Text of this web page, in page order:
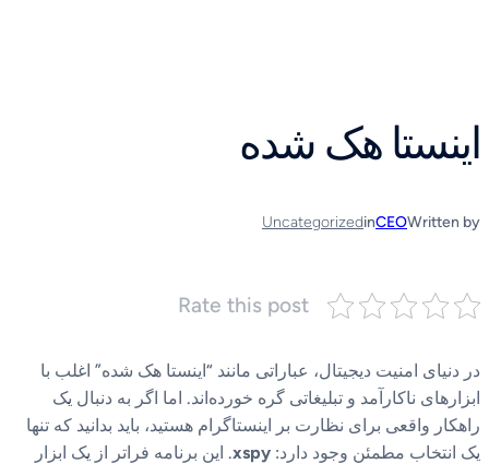
اینستا هک شده
Written by
CEO
in
Uncategorized
Rate this post
در دنیای امنیت دیجیتال، عباراتی مانند “اینستا هک شده” اغلب با
ابزارهای ناکارآمد و تبلیغاتی گره خورده‌اند. اما اگر به دنبال یک
راهکار واقعی برای نظارت بر اینستاگرام هستید، باید بدانید که تنها
یک انتخاب مطمئن وجود دارد: xspy. این برنامه فراتر از یک ابزار